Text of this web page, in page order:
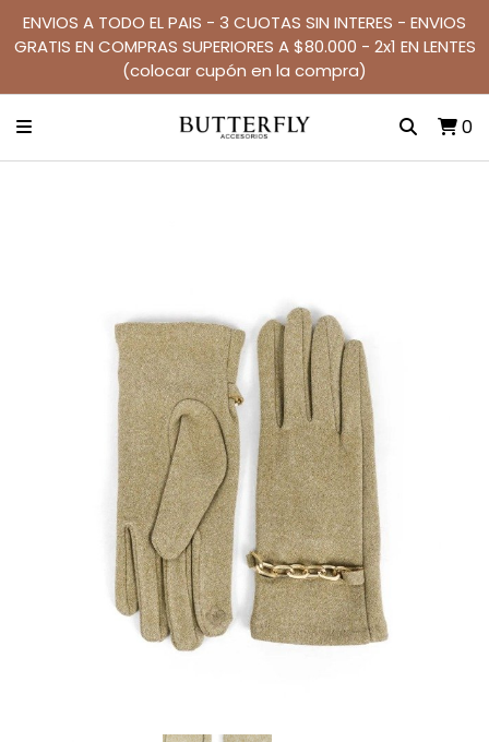
ENVIOS A TODO EL PAIS - 3 CUOTAS SIN INTERES - ENVIOS
GRATIS EN COMPRAS SUPERIORES A $80.000 - 2x1 EN LENTES
(colocar cupón en la compra)
0